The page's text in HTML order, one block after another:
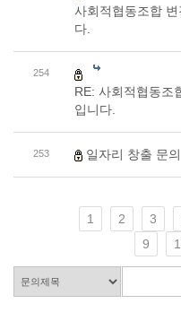
사회적협동조합
다.
254
RE: 사회적협동조
입니다.
253 일자리 창출 문의
1 2 3
9